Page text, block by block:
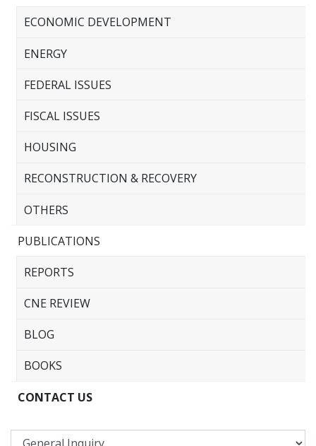
ECONOMIC DEVELOPMENT
ENERGY
FEDERAL ISSUES
FISCAL ISSUES
HOUSING
RECONSTRUCTION & RECOVERY
OTHERS
PUBLICATIONS
REPORTS
CNE REVIEW
BLOG
BOOKS
CONTACT US